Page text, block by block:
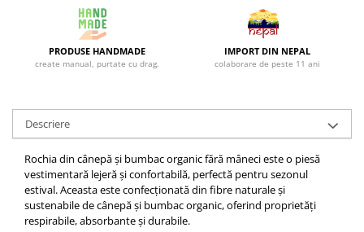
PRODUSE HANDMADE
create manual, purtate cu drag.
IMPORT DIN NEPAL
colaborare de peste 11 ani
Descriere
Rochia din cânepă și bumbac organic fără mâneci este o piesă
vestimentară lejeră și confortabilă, perfectă pentru sezonul
estival. Aceasta este confecționată din fibre naturale și
sustenabile de cânepă și bumbac organic, oferind proprietăți
respirabile, absorbante și durabile.